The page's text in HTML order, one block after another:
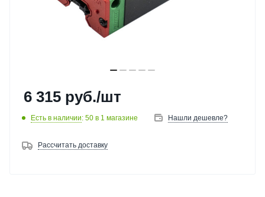
6 315 руб./шт
Есть в наличии: 50 в 1 магазине Нашли дешевле?
Рассчитать доставку